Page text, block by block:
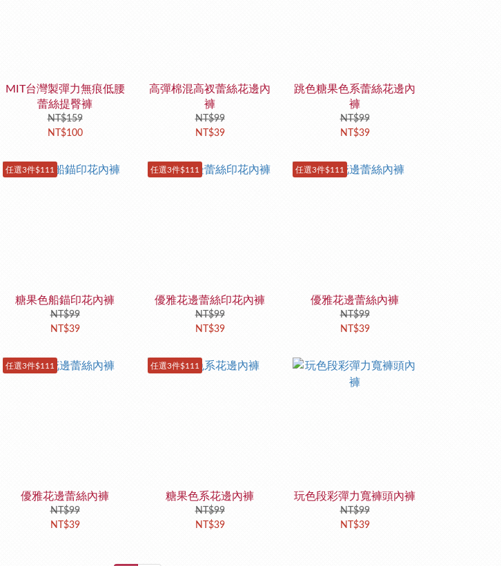
MIT台灣製彈力無痕低腰
蕾絲提臀褲
NT$159
NT$100
高彈棉混高衩蕾絲花邊內
褲
NT$99
NT$39
跳色糖果色系蕾絲花邊內
褲
NT$99
NT$39
任選3件$111
糖果色船錨印花內褲
NT$99
NT$39
任選3件$111
優雅花邊蕾絲印花內褲
NT$99
NT$39
任選3件$111
優雅花邊蕾絲內褲
NT$99
NT$39
任選3件$111
優雅花邊蕾絲內褲
NT$99
NT$39
任選3件$111
糖果色系花邊內褲
NT$99
NT$39
玩色段彩彈力寬褲頭內褲
NT$99
NT$39